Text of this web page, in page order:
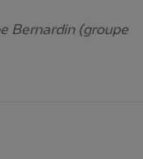
Bernardin (groupe